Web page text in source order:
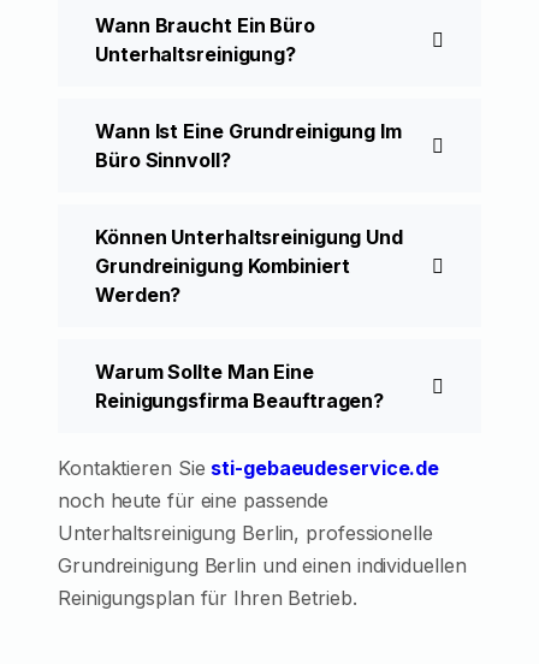
Wann Braucht Ein Büro
Unterhaltsreinigung?
Wann Ist Eine Grundreinigung Im
Büro Sinnvoll?
Können Unterhaltsreinigung Und
Grundreinigung Kombiniert
Werden?
Warum Sollte Man Eine
Reinigungsfirma Beauftragen?
Kontaktieren Sie sti-gebaeudeservice.de
noch heute für eine passende
Unterhaltsreinigung Berlin, professionelle
Grundreinigung Berlin und einen individuellen
Reinigungsplan für Ihren Betrieb.